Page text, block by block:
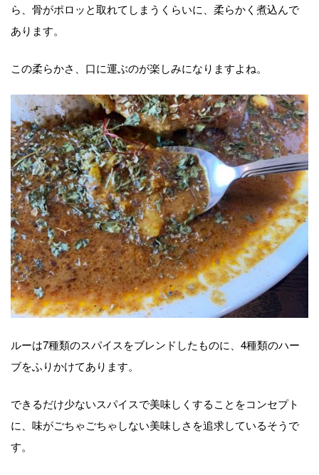
ら、骨がポロッと取れてしまうくらいに、柔らかく煮込んで
あります。
この柔らかさ、口に運ぶのが楽しみになりますよね。
ルーは7種類のスパイスをブレンドしたものに、4種類のハー
ブをふりかけてあります。
できるだけ少ないスパイスで美味しくすることをコンセプト
に、味がごちゃごちゃしない美味しさを追求しているそうで
す。